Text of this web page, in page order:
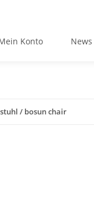
Konto News
/ bosun chair